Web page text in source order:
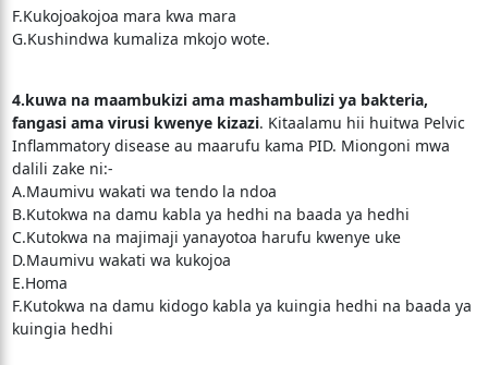
F.Kukojoakojoa mara kwa mara
G.Kushindwa kumaliza mkojo wote.
4.kuwa na maambukizi ama mashambulizi ya bakteria,
fangasi ama virusi kwenye kizazi. Kitaalamu hii huitwa Pelvic
Inflammatory disease au maarufu kama PID. Miongoni mwa
dalili zake ni:-
A.Maumivu wakati wa tendo la ndoa
B.Kutokwa na damu kabla ya hedhi na baada ya hedhi
C.Kutokwa na majimaji yanayotoa harufu kwenye uke
D.Maumivu wakati wa kukojoa
E.Homa
F.Kutokwa na damu kidogo kabla ya kuingia hedhi na baada ya
kuingia hedhi